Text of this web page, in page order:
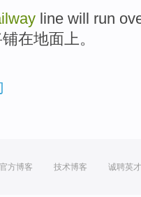
line will
run
铺在地面上。
官方博客 技术博客 诚聘英才